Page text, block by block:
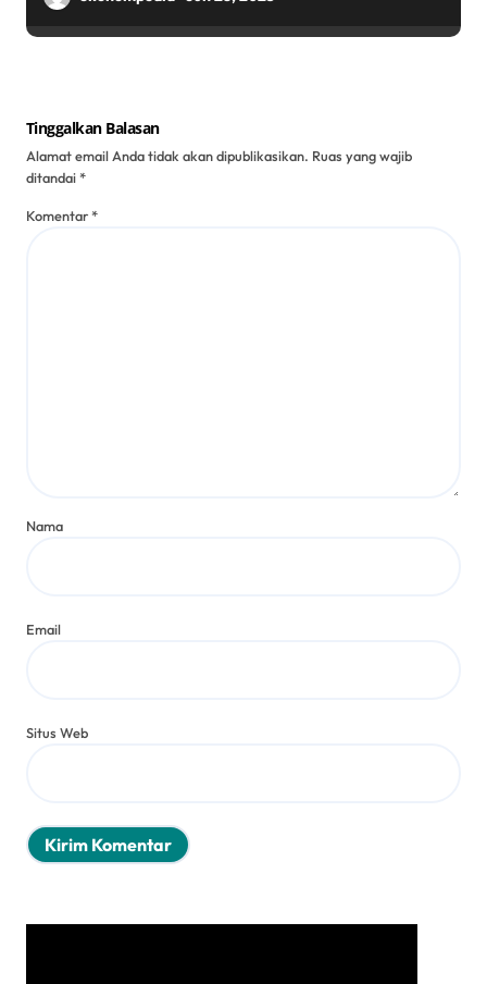
Tinggalkan Balasan
Alamat email Anda tidak akan dipublikasikan. Ruas yang wajib
ditandai*
Komentar*
Nama
Email
Situs Web